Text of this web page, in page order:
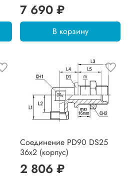
7 690 ₽
В корзину
Соединение PD90 DS25
36х2 (корпус)
2 806 ₽